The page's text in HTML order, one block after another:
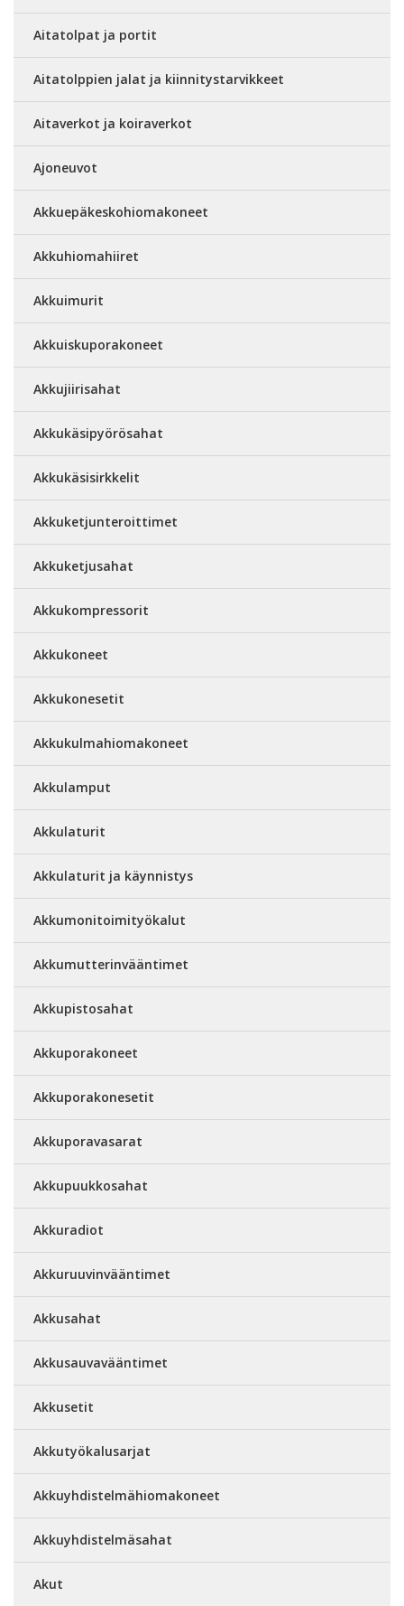
Aitatolpat ja portit
Aitatolppien jalat ja kiinnitystarvikkeet
Aitaverkot ja koiraverkot
Ajoneuvot
Akkuepäkeskohiomakoneet
Akkuhiomahiiret
Akkuimurit
Akkuiskuporakoneet
Akkujiirisahat
Akkukäsipyörösahat
Akkukäsisirkkelit
Akkuketjunteroittimet
Akkuketjusahat
Akkukompressorit
Akkukoneet
Akkukonesetit
Akkukulmahiomakoneet
Akkulamput
Akkulaturit
Akkulaturit ja käynnistys
Akkumonitoimityökalut
Akkumutterinvääntimet
Akkupistosahat
Akkuporakoneet
Akkuporakonesetit
Akkuporavasarat
Akkupuukkosahat
Akkuradiot
Akkuruuvinvääntimet
Akkusahat
Akkusauvavääntimet
Akkusetit
Akkutyökalusarjat
Akkuyhdistelmähiomakoneet
Akkuyhdistelmäsahat
Akut